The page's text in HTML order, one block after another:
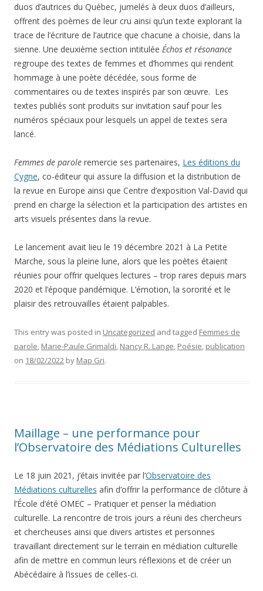
duos d’autrices du Québec, jumelés à deux duos d’ailleurs,
offrent des poèmes de leur cru ainsi qu’un texte explorant la
trace de l’écriture de l’autrice que chacune a choisie, dans la
sienne. Une deuxième section intitulée Échos et résonance
regroupe des textes de femmes et d’hommes qui rendent
hommage à une poète décédée, sous forme de
commentaires ou de textes inspirés par son œuvre. Les
textes publiés sont produits sur invitation sauf pour les
numéros spéciaux pour lesquels un appel de textes sera
lancé.
Femmes de parole remercie ses partenaires, Les éditions du
Cygne, co-éditeur qui assure la diffusion et la distribution de
la revue en Europe ainsi que Centre d’exposition Val-David qui
prend en charge la sélection et la participation des artistes en
arts visuels présentes dans la revue.
Le lancement avait lieu le 19 décembre 2021 à La Petite
Marche, sous la pleine lune, alors que les poètes étaient
réunies pour offrir quelques lectures – trop rares depuis mars
2020 et l’époque pandémique. L’émotion, la sororité et le
plaisir des retrouvailles étaient palpables.
This entry was posted in Uncategorized and tagged Femmes de
parole, Marie-Paule Grimaldi, Nancy R. Lange, Poésie, publication
on 18/02/2022 by Map Gri.
Maillage – une performance pour
l’Observatoire des Médiations Culturelles
Le 18 juin 2021, j’étais invitée par l’Observatoire des
Médiations culturelles afin d’offrir la performance de clôture à
l’École d’été OMEC – Pratiquer et penser la médiation
culturelle. La rencontre de trois jours a réuni des chercheurs
et chercheuses ainsi que divers artistes et personnes
travaillant directement sur le terrain en médiation culturelle
afin de mettre en commun leurs réflexions et de créer un
Abécédaire à l’issues de celles-ci.